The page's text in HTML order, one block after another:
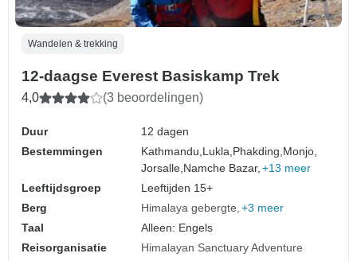
Wandelen & trekking
12-daagse Everest Basiskamp Trek
4,0 (3 beoordelingen)
Duur
12 dagen
Bestemmingen
Kathmandu,Lukla,Phakding,Monjo,
Jorsalle,Namche Bazar, +13 meer
Leeftijdsgroep
Leeftijden 15+
Berg
Himalaya gebergte +3 meer
Taal
Alleen: Engels
Reisorganisatie
Himalayan Sanctuary Adventure